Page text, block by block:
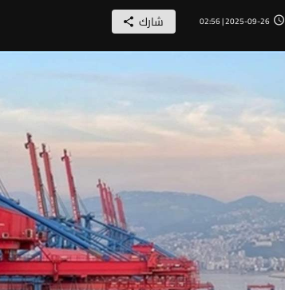
2025-09-26 | 02:56 شارك